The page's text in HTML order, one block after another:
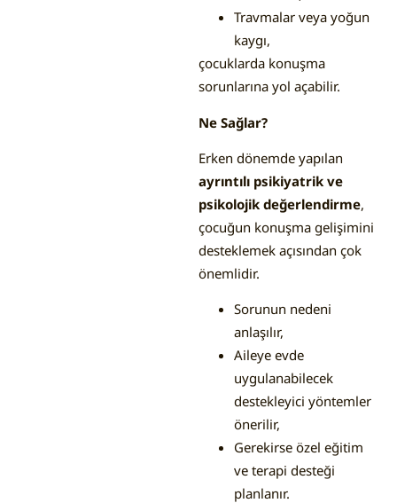
Travmalar veya yoğun
kaygı,
çocuklarda konuşma
sorunlarına yol açabilir.
Ne Sağlar?
Erken dönemde yapılan
ayrıntılı psikiyatrik ve
psikolojik değerlendirme,
çocuğun konuşma gelişimini
desteklemek açısından çok
önemlidir.
Sorunun nedeni
anlaşılır,
Aileye evde
uygulanabilecek
destekleyici yöntemler
önerilir,
Gerekirse özel eğitim
ve terapi desteği
planlanır.